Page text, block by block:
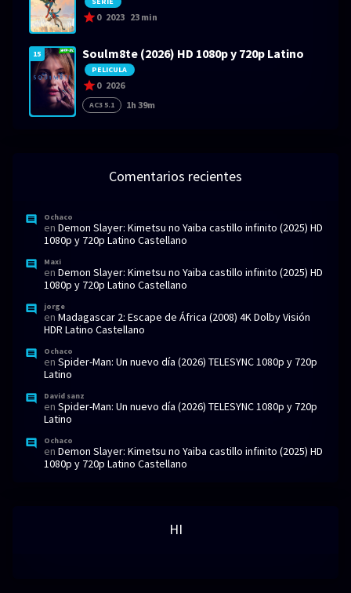
0 2023 23 min
15 Soulm8te (2026) HD 1080p y 720p Latino
PELICULA
0 2026
AC3 5.1 1h 39m
Comentarios recientes
Ochaco
en Demon Slayer: Kimetsu no Yaiba castillo infinito (2025) HD
1080p y 720p Latino Castellano
Maxi
en Demon Slayer: Kimetsu no Yaiba castillo infinito (2025) HD
1080p y 720p Latino Castellano
jorge
en Madagascar 2: Escape de África (2008) 4K Dolby Visión
HDR Latino Castellano
Ochaco
en Spider-Man: Un nuevo día (2026) TELESYNC 1080p y 720p
Latino
David sanz
en Spider-Man: Un nuevo día (2026) TELESYNC 1080p y 720p
Latino
Ochaco
en Demon Slayer: Kimetsu no Yaiba castillo infinito (2025) HD
1080p y 720p Latino Castellano
HI